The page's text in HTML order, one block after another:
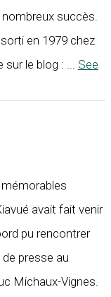
succès.
en 1979 chez
sur le blog :
See
avait fait venir
pu rencontrer
presse au
Michaux-Vignes.